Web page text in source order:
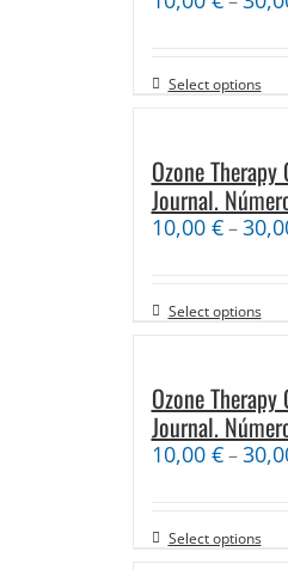
Select options
Ozone Therapy
Journal.
10,00 €–
Select options
Ozone Therapy
Journal.
10,00 €–
Select options